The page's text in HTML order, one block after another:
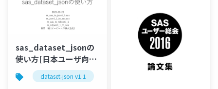
sas_dataset_jsonの
使い方[日本ユーザ向け
はじめてのdataset-
JSON]
dataset-json v1.1